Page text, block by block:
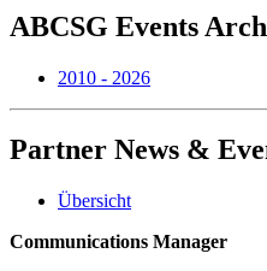
ABCSG Events
2010 - 2026
Partner News &
Übersicht
Communications Manager